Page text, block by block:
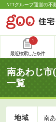
NTTグループ運営の不
1
最近検索した条件
南あわじ市
一覧
地域 南